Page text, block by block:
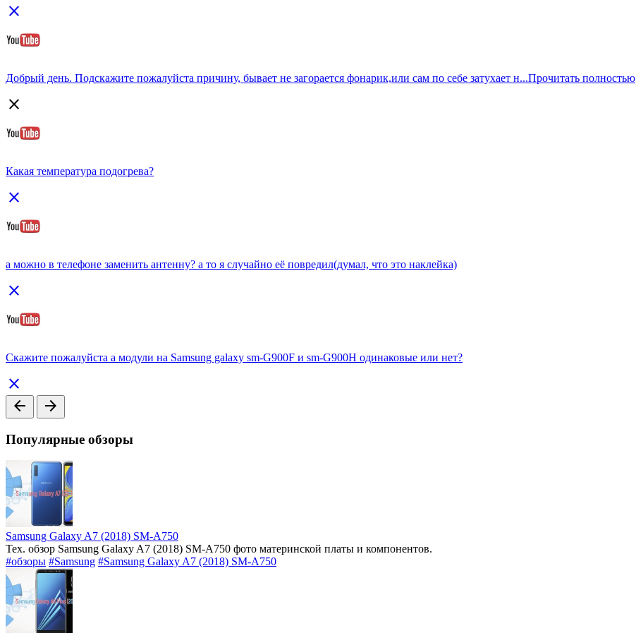
close
Добрый день. Подскажите пожалуйста причину, бывает не загорается фонарик,или сам по себе затухает н...Прочитать полностью
close
Какая температура подогрева?
close
а можно в телефоне заменить антенну? а то я случайно её повредил(думал, что это наклейка)
close
Скажите пожалуйста а модули на Samsung galaxy sm-G900F и sm-G900H одинаковые или нет?
close
arrow_back
arrow_forward
Популярные обзоры
Samsung Galaxy A7 (2018) SM-A750
Тех. обзор Samsung Galaxy A7 (2018) SM-A750 фото материнской платы и компонентов.
#обзоры #Samsung #Samsung Galaxy A7 (2018) SM-A750